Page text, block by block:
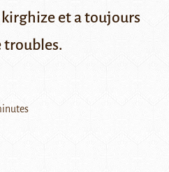
et a toujours
troubles.